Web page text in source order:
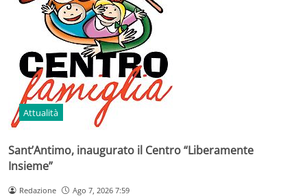
Attualità
Sant’Antimo, inaugurato il Centro “Liberamente
Insieme”
Redazione Ago 7, 2026 7:59